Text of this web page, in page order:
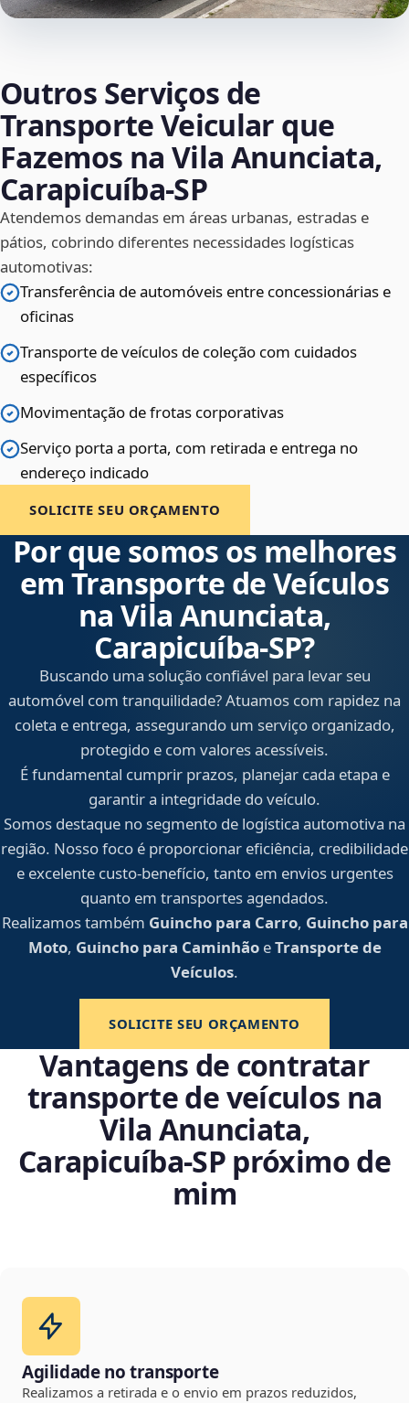
Outros Serviços de
Transporte Veicular que
Fazemos na Vila Anunciata,
Carapicuíba‑SP
Atendemos demandas em áreas urbanas, estradas e
pátios, cobrindo diferentes necessidades logísticas
automotivas:
Transferência de automóveis entre concessionárias e
oficinas
Transporte de veículos de coleção com cuidados
específicos
Movimentação de frotas corporativas
Serviço porta a porta, com retirada e entrega no
endereço indicado
SOLICITE SEU ORÇAMENTO
Por que somos os melhores
em Transporte de Veículos
na Vila Anunciata,
Carapicuíba‑SP?
Buscando uma solução confiável para levar seu
automóvel com tranquilidade? Atuamos com rapidez na
coleta e entrega, assegurando um serviço organizado,
protegido e com valores acessíveis.
É fundamental cumprir prazos, planejar cada etapa e
garantir a integridade do veículo.
Somos destaque no segmento de logística automotiva na
região. Nosso foco é proporcionar eficiência, credibilidade
e excelente custo-benefício, tanto em envios urgentes
quanto em transportes agendados.
Realizamos também Guincho para Carro, Guincho para
Moto, Guincho para CaminhãoeTransporte de
Veículos.
SOLICITE SEU ORÇAMENTO
Vantagens de contratar
transporte de veículos na
Vila Anunciata,
Carapicuíba‑SP próximo de
mim
Agilidade no transporte
Realizamos a retirada e o envio em prazos reduzidos,